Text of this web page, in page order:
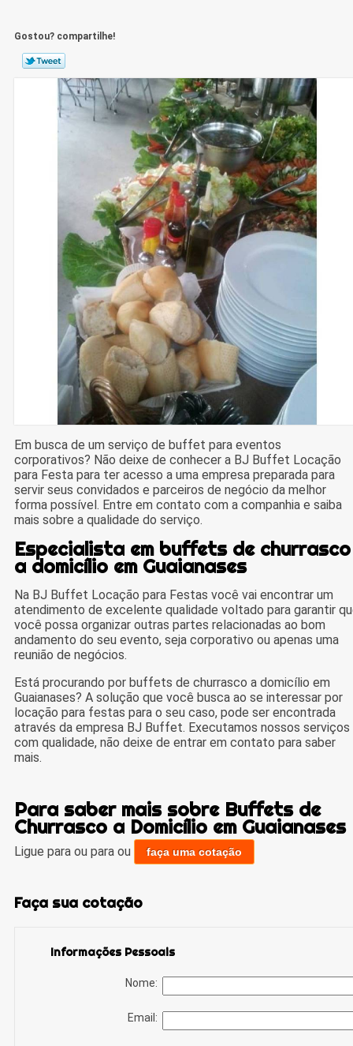
Gostou? compartilhe!
Em busca de um serviço de buffet para eventos
corporativos? Não deixe de conhecer a BJ Buffet Locação
para Festa para ter acesso a uma empresa preparada para
servir seus convidados e parceiros de negócio da melhor
forma possível. Entre em contato com a companhia e saiba
mais sobre a qualidade do serviço.
Especialista em buffets de churrasco
a domicílio em Guaianases
Na BJ Buffet Locação para Festas você vai encontrar um
atendimento de excelente qualidade voltado para garantir
você possa organizar outras partes relacionadas ao bom
andamento do seu evento, seja corporativo ou apenas uma
reunião de negócios.
Está procurando por buffets de churrasco a domicílio em
Guaianases? A solução que você busca ao se interessar por
locação para festas para o seu caso, pode ser encontrada
através da empresa BJ Buffet. Executamos nossos serviços
com qualidade, não deixe de entrar em contato para saber
mais.
Para saber mais sobre Buffets de
Churrasco a Domicílio em Guaianases
Ligue para ou para ou faça uma cotação
Faça sua cotação
Informações Pessoais
Nome:
Email: